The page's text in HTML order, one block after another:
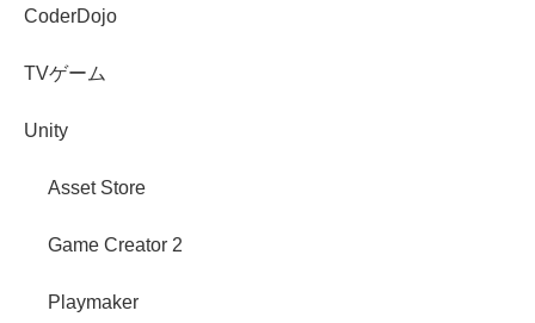
CoderDojo
TVゲーム
Unity
Asset Store
Game Creator 2
Playmaker